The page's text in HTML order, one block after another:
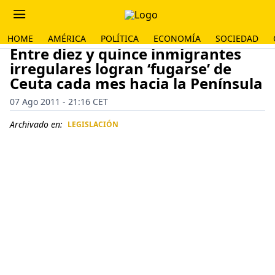
HOME AMÉRICA POLÍTICA ECONOMÍA SOCIEDAD
Entre diez y quince inmigrantes
irregulares logran ‘fugarse’ de
Ceuta cada mes hacia la Península
07 Ago 2011 - 21:16 CET
Archivado en: LEGISLACIÓN